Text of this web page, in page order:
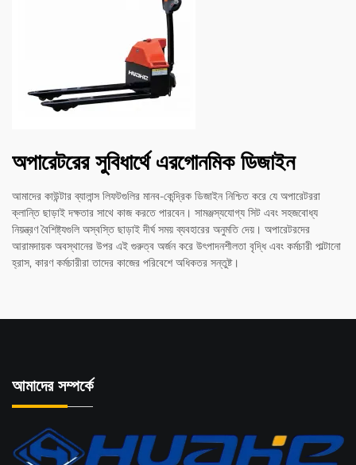
অপারেটরের সুবিধার্থে এরগোনমিক ডিজাইন
আমাদের কাউন্টার ব্যালান্স লিফটগুলির মানব-কেন্দ্রিক ডিজাইন নিশ্চিত করে যে অপারেটররা
ক্লান্তি ছাড়াই দক্ষতার সাথে কাজ করতে পারবেন। সামঞ্জস্যযোগ্য সিট এবং সহজবোধ্য
নিয়ন্ত্রণ বৈশিষ্ট্যগুলি অস্বস্তি ছাড়াই দীর্ঘ সময় ব্যবহারের অনুমতি দেয়। অপারেটরদের
আরামদায়ক অবস্থানের উপর এই গুরুত্ব অর্জন করে উৎপাদনশীলতা বৃদ্ধি এবং কর্মচারী পাল্টানো
হ্রাস, কারণ কর্মচারীরা তাদের কাজের পরিবেশে অধিকতর সন্তুষ্ট।
আমাদের সম্পর্কে